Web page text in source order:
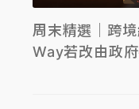
周末精選｜跨
Way若改由政